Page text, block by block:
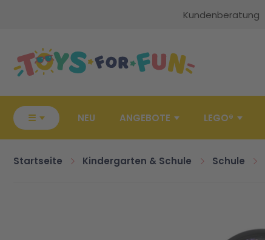
Kundenberatung
☰ NEU ANGEBOTE LEGO®
Startseite Kindergarten & Schule Schule